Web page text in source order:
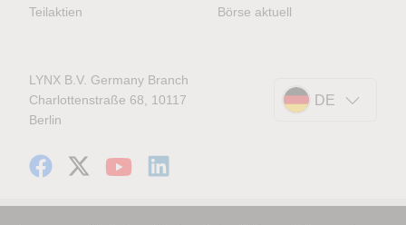
Teilaktien Börse aktuell
LYNX B.V. Germany Branch
Charlottenstraße 68, 10117
Berlin
DE